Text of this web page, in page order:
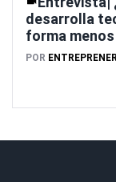
desarrolla
forma
POR